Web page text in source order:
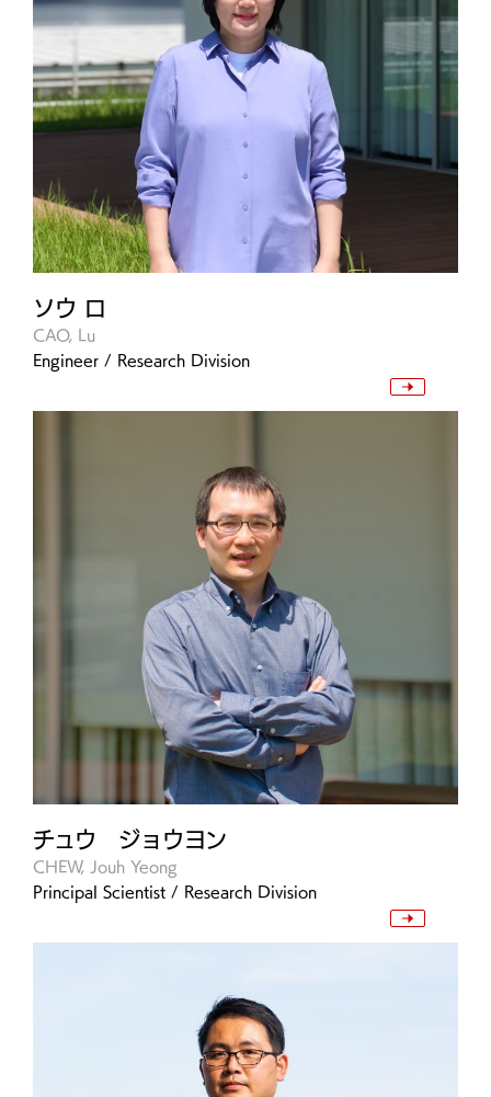
ソウ ロ
CAO, Lu
Engineer / Research Division
チュウ ジョウヨン
CHEW, Jouh Yeong
Principal Scientist / Research Division